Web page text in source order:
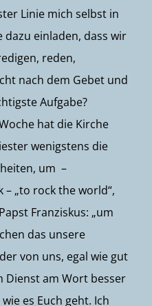
Linie mich selbst in
dazu einladen, dass wir
reden,
nach dem Gebet und
Aufgabe?
hat die Kirche
wenigstens die
um –
„to rock the world“,
Franziskus: „um
das unsere
von uns, egal wie gut
Dienst am Wort besser
es Euch geht. Ich